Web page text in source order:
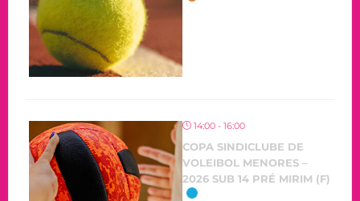
14:00 - 16:00
COPA SINDICLUBE DE
VOLEIBOL MENORES –
2026 SUB 14 PRÉ MIRIM (F)